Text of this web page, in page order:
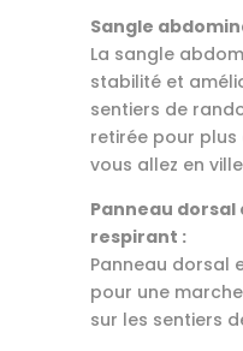
Sangle
La sangle
stabilité et
sentiers de
retirée pour
vous allez en ville
Panneau
respirant :
Panneau dorsal
pour une
sur les sentiers